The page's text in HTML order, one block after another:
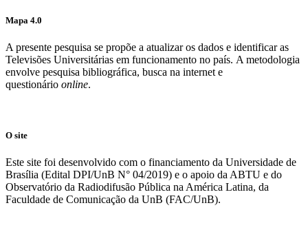
Mapa 4.0
A presente pesquisa se propõe a atualizar os dados e identificar as
Televisões Universitárias em funcionamento no país. A metodologia
envolve pesquisa bibliográfica, busca na internet e
questionário online.
O site
Este site foi desenvolvido com o financiamento da Universidade de
Brasília (Edital DPI/UnB N° 04/2019) e o apoio da ABTU e do
Observatório da Radiodifusão Pública na América Latina, da
Faculdade de Comunicação da UnB (FAC/UnB).